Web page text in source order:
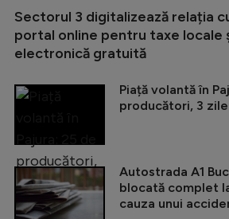
Sectorul 3 digitalizează relația
portal online pentru taxe locale
electronică gratuită
Piață volantă în
producători, 3
Autostrada A1
blocată complet
cauza unui